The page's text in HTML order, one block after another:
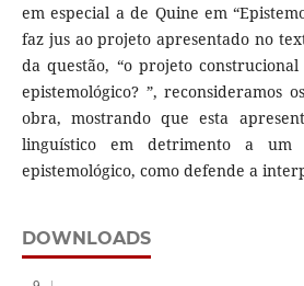
em especial a de Quine em
faz jus ao projeto apresentado no
da questão, “o projeto
epistemológico? ”, reconsideramos
obra, mostrando que esta
linguístico em detrimento a um
epistemológico, como defende a
DOWNLOADS